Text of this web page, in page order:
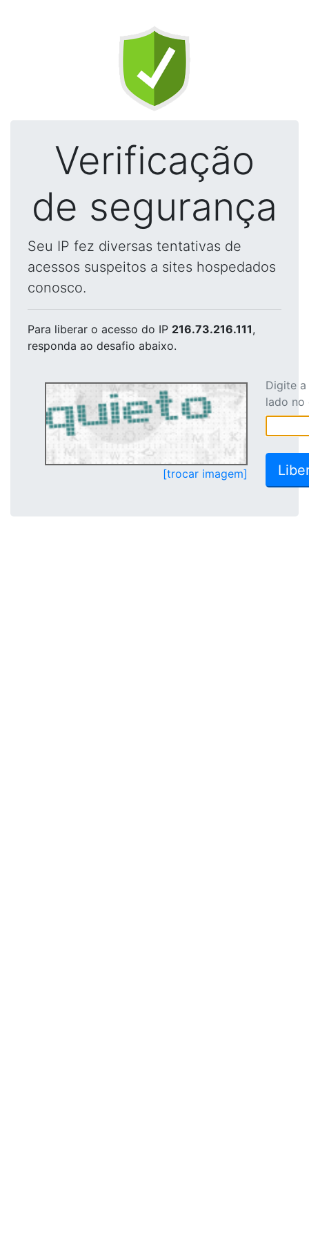
Verificação
de segurança
Seu IP fez diversas tentativas de
acessos suspeitos a sites hospedados
conosco.
Para liberar o acesso do IP 216.73.216.111,
responda ao desafio abaixo.
[trocar imagem]
Digite
lado no